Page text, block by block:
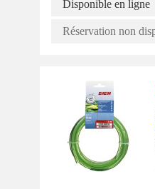
Disponible en ligne
Réservation non